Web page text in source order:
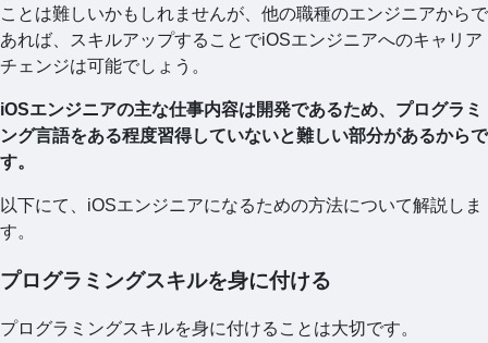
ことは難しいかもしれませんが、他の職種のエンジニアからで
あれば、スキルアップすることでiOSエンジニアへのキャリア
チェンジは可能でしょう。
iOSエンジニアの主な仕事内容は開発であるため、プログラミ
ング言語をある程度習得していないと難しい部分があるからで
す。
以下にて、iOSエンジニアになるための方法について解説しま
す。
プログラミングスキルを身に付ける
プログラミングスキルを身に付けることは大切です。